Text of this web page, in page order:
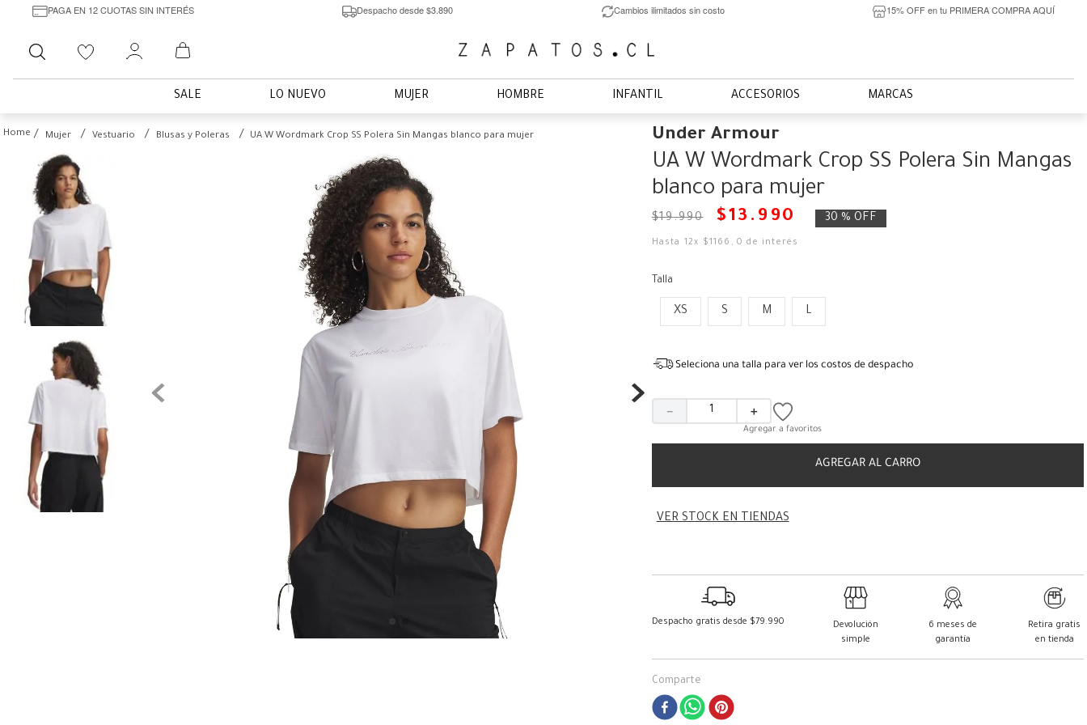
PAGA EN 12 CUOTAS SIN INTERÉS Despacho desde $3.890 Cambios ilimitados sin costo 15% OFF en tu PRIMERA COMPRA AQUÍ
Buscar
SALE LO NUEVO MUJER HOMBRE INFANTIL ACCESORIOS MARCAS
Mujer Vestuario Blusas y Poleras UA W Wordmark Crop SS Polera Sin Mangas blanco para mujer Under Armour
UA W Wordmark Crop SS Polera Sin Mangas
blanco para mujer
$19.990 $13 . 990 30 % OFF
Hasta 12x $1166 ,0 de interés
Talla
XS S M L
Seleciona una talla para ver los costos de despacho
＋
－
AGREGAR AL CARRO
VER STOCK EN TIENDAS
Despacho gratis desde $79.990
Devolución
simple
6 meses de
garantía
Retira gratis
en tienda
Comparte